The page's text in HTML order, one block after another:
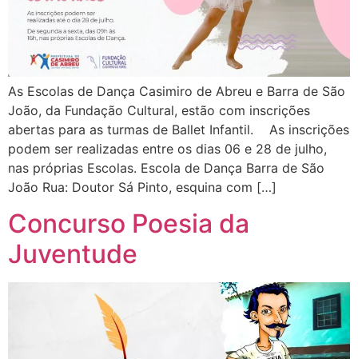
As Escolas de Dança Casimiro de Abreu e Barra de São
João, da Fundação Cultural, estão com inscrições
abertas para as turmas de Ballet Infantil. As inscrições
podem ser realizadas entre os dias 06 e 28 de julho,
nas próprias Escolas. Escola de Dança Barra de São
João Rua: Doutor Sá Pinto, esquina com […]
Concurso Poesia da
Juventude